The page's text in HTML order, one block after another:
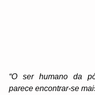
“O ser humano da
parece encontrar-se